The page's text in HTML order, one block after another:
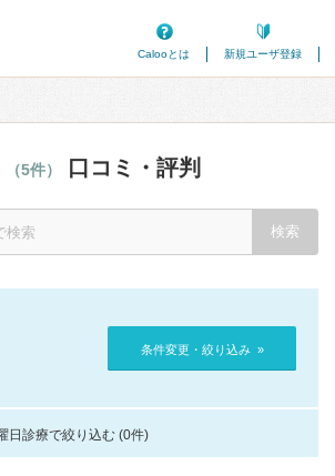
Calooとは
新規ユーザ登録
（5件） 口コミ・評判
条件変更・絞り込み »
日診療で絞り込む (0件)